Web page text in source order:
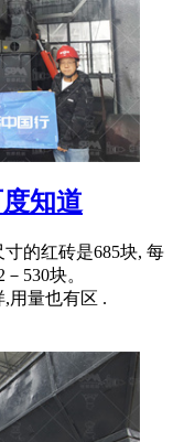
知道
的红砖是685块, 每
530块。
,用量也有区 .